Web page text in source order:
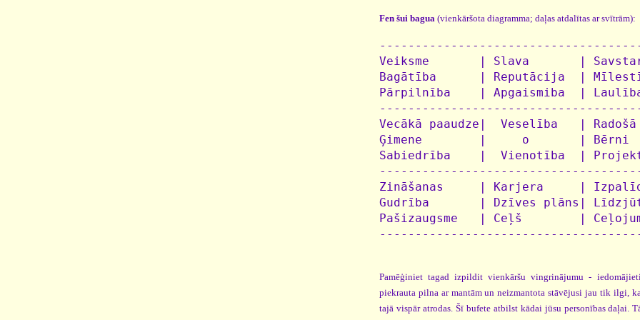
Fen šui bagua (vienkāršota diagramma; daļas atdalītas ar svītrām):
Veiksme       | Slava       |
Bagātība      | Reputācija  |
Pārpilnība    | Apgaismiba  |
Vecākā paaudze|  Veselība   |
Ģimene        |     o       | Bērni
Sabiedrība    |  Vienotība  |
Zināšanas     | Karjera     |
Gudrība       | Dzīves plāns|
Pašizaugsme   | Ceļš        |
Pamēģiniet tagad izpildit vienkāršu vingrinājumu -
piekrauta pilna ar mantām un neizmantota stāvējusi jau tik ilgi,
tajā vispār atrodas. Šī bufete atbilst kādai jūsu personības daļai.